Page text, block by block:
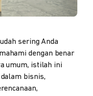
sering Anda
dengan benar
umum, istilah ini
bisnis,